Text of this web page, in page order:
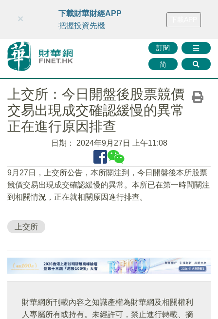
財華智庫網 FINTV FINMETA 財華證券 媒體矩陣
訂閱
简
×
下載財華財經APP
把握投資先機
上交所：今日開盤後股票競價
交易出現成交確認緩慢的異常
正在進行原因排查
日期： 2024年9月27日 上午11:08
9月27日，上交所公告，本所關注到，今日開盤後本所股票
競價交易出現成交確認緩慢的異常。本所已在第一時間關注
到相關情況，正在就相關原因進行排查。
上交所
財華網所刊載內容之知識產權為財華網及相關權利
人專屬所有或持有。未經許可，禁止進行轉載、摘